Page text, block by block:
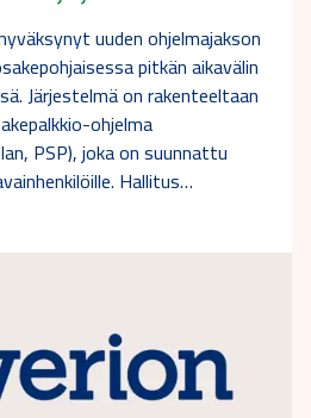
uuden ohjelmajakson
pitkän aikavälin
Järjestelmä on rakenteeltaan
ohjelma
PSP), joka on suunnattu
Hallitus…